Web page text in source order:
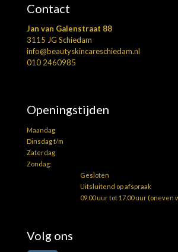
Contact
Jan van Galenstraat 88
3115 JG Schiedam
info@beautyskincareschiedam.nl
010 2460985
Openingstijden
Maandag
Dinsdag t/m
Zaterdag
Zondag:
Gesloten
Uitsluitend op afspraak
09.00 uur tot 17.00 uur (oneven
Volg ons